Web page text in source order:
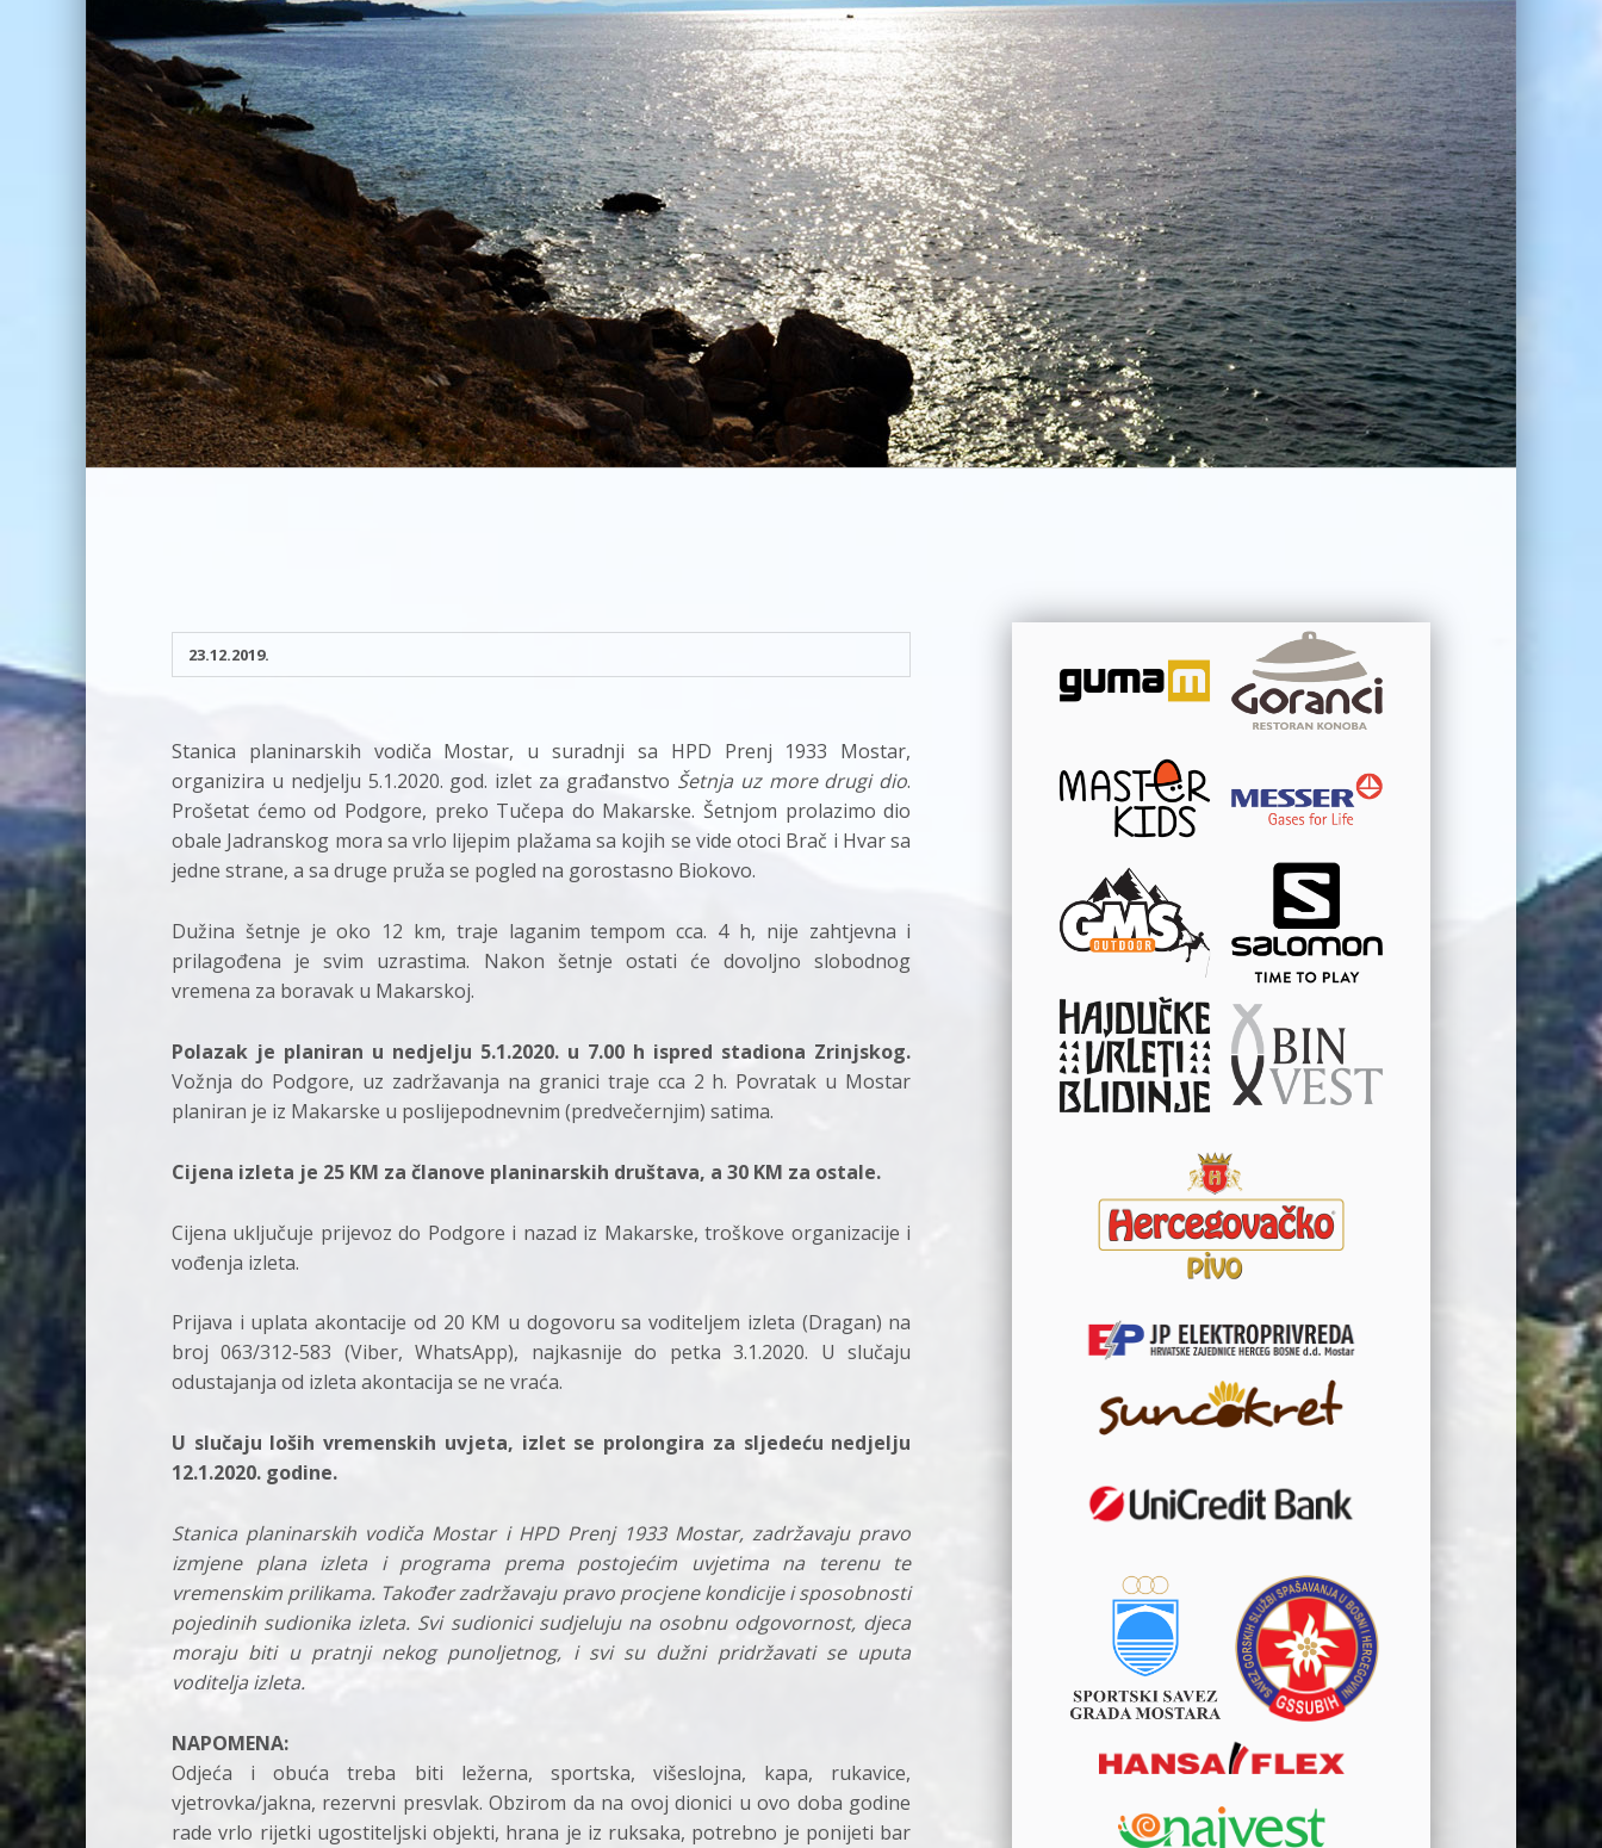
23.12.2019.
Stanica planinarskih vodiča Mostar, u suradnji sa HPD Prenj 1933 Mostar,
organizira u nedjelju 5.1.2020. god. izlet za građanstvo Šetnja uz more drugi dio.
Prošetat ćemo od Podgore, preko Tučepa do Makarske. Šetnjom prolazimo dio
obale Jadranskog mora sa vrlo lijepim plažama sa kojih se vide otoci Brač i Hvar sa
jedne strane, a sa druge pruža se pogled na gorostasno Biokovo.
Dužina šetnje je oko 12 km, traje laganim tempom cca. 4 h, nije zahtjevna i
prilagođena je svim uzrastima. Nakon šetnje ostati će dovoljno slobodnog
vremena za boravak u Makarskoj.
Polazak je planiran u nedjelju 5.1.2020. u 7.00 h ispred stadiona Zrinjskog.
Vožnja do Podgore, uz zadržavanja na granici traje cca 2 h. Povratak u Mostar
planiran je iz Makarske u poslijepodnevnim (predvečernjim) satima.
Cijena izleta je 25 KM za članove planinarskih društava, a 30 KM za ostale.
Cijena uključuje prijevoz do Podgore i nazad iz Makarske, troškove organizacije i
vođenja izleta.
Prijava i uplata akontacije od 20 KM u dogovoru sa voditeljem izleta (Dragan) na
broj 063/312-583 (Viber, WhatsApp), najkasnije do petka 3.1.2020. U slučaju
odustajanja od izleta akontacija se ne vraća.
U slučaju loših vremenskih uvjeta, izlet se prolongira za sljedeću nedjelju
12.1.2020. godine.
Stanica planinarskih vodiča Mostar i HPD Prenj 1933 Mostar, zadržavaju pravo
izmjene plana izleta i programa prema postojećim uvjetima na terenu te
vremenskim prilikama. Također zadržavaju pravo procjene kondicije i sposobnosti
pojedinih sudionika izleta. Svi sudionici sudjeluju na osobnu odgovornost, djeca
moraju biti u pratnji nekog punoljetnog, i svi su dužni pridržavati se uputa
voditelja izleta.
NAPOMENA:
Odjeća i obuća treba biti ležerna, sportska, višeslojna, kapa, rukavice,
vjetrovka/jakna, rezervni presvlak. Obzirom da na ovoj dionici u ovo doba godine
rade vrlo rijetki ugostiteljski objekti, hrana je iz ruksaka, potrebno je ponijeti bar